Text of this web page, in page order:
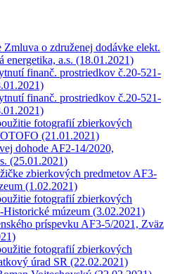
o združenej dodávke elekt.
energetika, a.s. (18.01.2021)
finanč. prostriedkov č.20-521-
finanč. prostriedkov č.20-521-
fotografií zbierkových
(21.01.2021)
dohode AF2-14/2020,
(25.01.2021)
zbierkových predmetov AF3-
(1.02.2021)
fotografií zbierkových
múzeum (3.02.2021)
príspevku AF3-5/2021, Zväz
fotografií zbierkových
úrad SR (22.02.2021)